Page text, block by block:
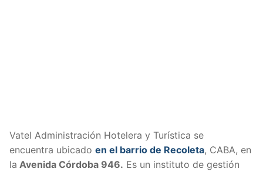
Vatel Administración Hotelera y Turística se
encuentra ubicado en el barrio de Recoleta, CABA, en
la Avenida Córdoba 946. Es un instituto de gestión